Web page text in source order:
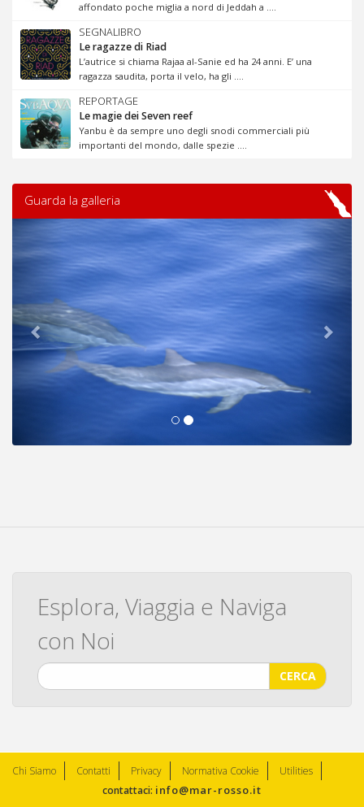
affondato poche miglia a nord di Jeddah a ....
SEGNALIBRO
Le ragazze di Riad
L’autrice si chiama Rajaa al-Sanie ed ha 24 anni. E’ una
ragazza saudita, porta il velo, ha gli ....
REPORTAGE
Le magie dei Seven reef
Yanbu è da sempre uno degli snodi commerciali più
importanti del mondo, dalle spezie ....
Guarda la galleria
Next
Esplora, Viaggia e Naviga
con Noi
CERCA
Chi Siamo Contatti Privacy Normativa Cookie
Utilities
contattaci: info@mar-rosso.it